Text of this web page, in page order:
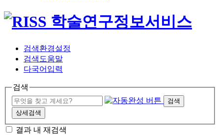
검색환경설정
검색도움말
다국어입력
검색
검색
상세검색
결과 내 재검색